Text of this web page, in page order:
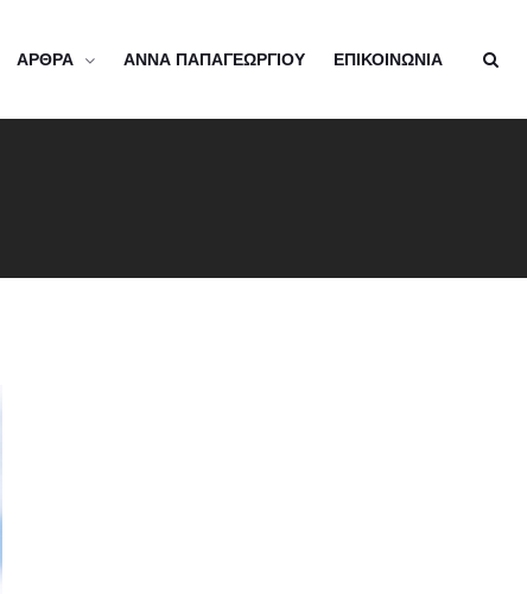
ΑΡΘΡΑ ΑΝΝΑ ΠΑΠΑΓΕΩΡΓΙΟΥ ΕΠΙΚΟΙΝΩΝΙΑ